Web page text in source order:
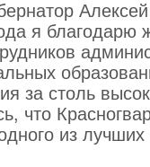
я благодарю
за столь
что
из